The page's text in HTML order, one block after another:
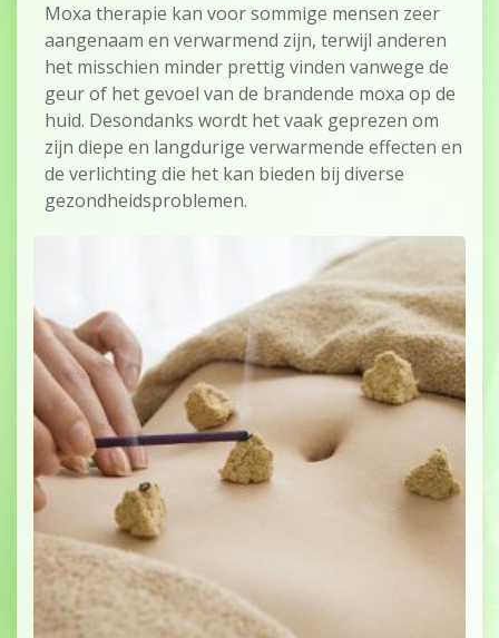
Moxa therapie kan voor sommige mensen zeer
aangenaam en verwarmend zijn, terwijl anderen
het misschien minder prettig vinden vanwege de
geur of het gevoel van de brandende moxa op de
huid. Desondanks wordt het vaak geprezen om
zijn diepe en langdurige verwarmende effecten en
de verlichting die het kan bieden bij diverse
gezondheidsproblemen.